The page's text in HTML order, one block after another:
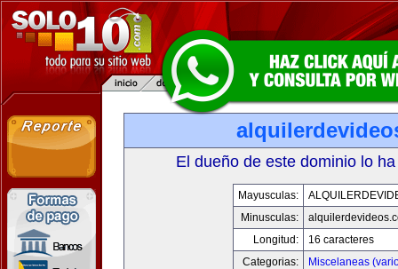
El dueño de este dominio lo
Mayusculas:
Minusculas:
Longitud:
16 caracteres
Categorias:
Miscelaneas